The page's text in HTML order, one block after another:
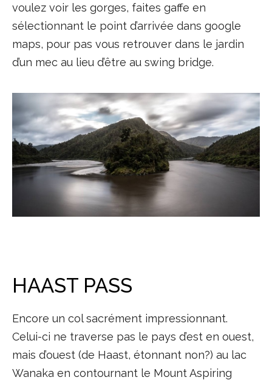
voulez voir les gorges, faites gaffe en
sélectionnant le point d’arrivée dans google
maps, pour pas vous retrouver dans le jardin
d’un mec au lieu d’être au swing bridge.
HAAST PASS
Encore un col sacrément impressionnant.
Celui-ci ne traverse pas le pays d’est en ouest,
mais d’ouest (de Haast, étonnant non?) au lac
Wanaka en contournant le Mount Aspiring